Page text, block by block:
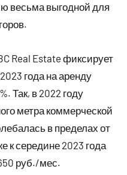
весьма выгодной для
Real Estate фиксирует
года на аренду
Так, в 2022 году
метра коммерческой
в пределах от
к середине 2023 года
руб./мес.